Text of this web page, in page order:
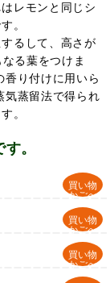
レモンと同じシ
。
るして、高さが
る葉をつけま
り付けに用いら
気蒸留法で得られ
。
。
買い物
かごへ
買い物
かごへ
買い物
かごへ